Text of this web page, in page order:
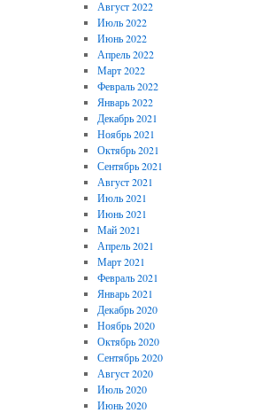
Август 2022
Июль 2022
Июнь 2022
Апрель 2022
Март 2022
Февраль 2022
Январь 2022
Декабрь 2021
Ноябрь 2021
Октябрь 2021
Сентябрь 2021
Август 2021
Июль 2021
Июнь 2021
Май 2021
Апрель 2021
Март 2021
Февраль 2021
Январь 2021
Декабрь 2020
Ноябрь 2020
Октябрь 2020
Сентябрь 2020
Август 2020
Июль 2020
Июнь 2020